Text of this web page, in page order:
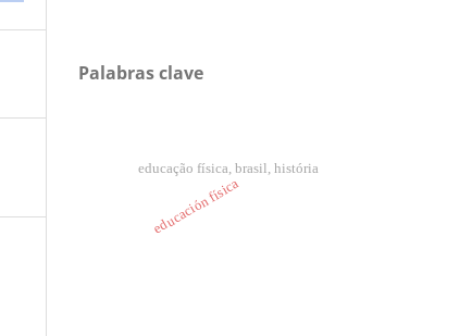
Palabras clave
educación física
educação física, brasil, história